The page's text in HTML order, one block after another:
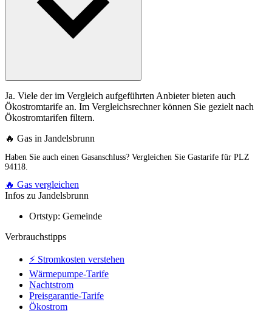
Ja. Viele der im Vergleich aufgeführten Anbieter bieten auch
Ökostromtarife an. Im Vergleichsrechner können Sie gezielt nach
Ökostromtarifen filtern.
🔥 Gas in Jandelsbrunn
Haben Sie auch einen Gasanschluss? Vergleichen Sie Gastarife für PLZ
94118.
🔥 Gas vergleichen
Infos zu Jandelsbrunn
Ortstyp: Gemeinde
Verbrauchstipps
⚡ Stromkosten verstehen
Wärmepumpe-Tarife
Nachtstrom
Preisgarantie-Tarife
Ökostrom